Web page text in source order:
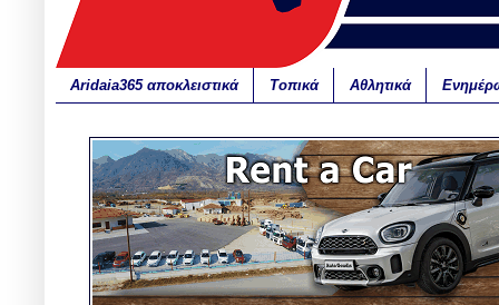
Aridaia365 αποκλειστικά Τοπικά Αθλητικά